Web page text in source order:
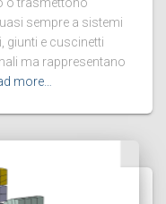
sempre a sistemi
giunti e cuscinetti
ma rappresentano
more…